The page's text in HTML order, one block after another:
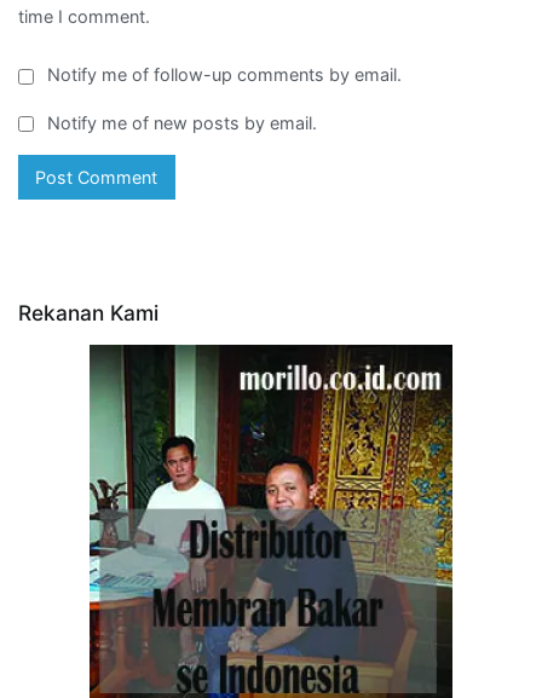
time I comment.
Notify me of follow-up comments by email.
Notify me of new posts by email.
Rekanan Kami